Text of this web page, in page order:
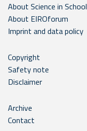
About Science in School
About EIROforum
Imprint and data policy
Copyright
Safety note
Disclaimer
Archive
Contact